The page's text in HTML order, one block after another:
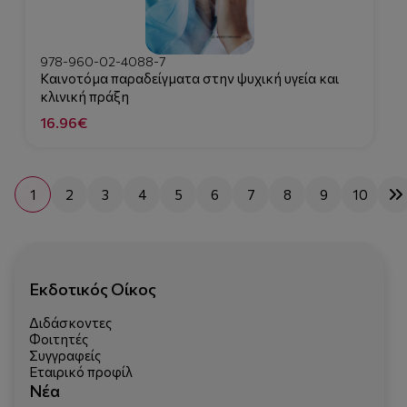
978-960-02-4088-7
Καινοτόμα παραδείγματα στην ψυχική υγεία και
κλινική πράξη
16.96€
1 2 3 4 5 6 7 8 9 10
Εκδοτικός Οίκος
Διδάσκοντες
Φοιτητές
Συγγραφείς
Εταιρικό προφίλ
Νέα